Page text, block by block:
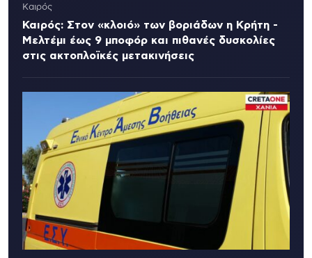
Καιρός
Καιρός: Στον «κλοιό» των βοριάδων η Κρήτη -
Μελτέμι έως 9 μποφόρ και πιθανές δυσκολίες
στις ακτοπλοϊκές μετακινήσεις